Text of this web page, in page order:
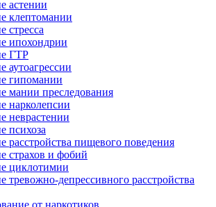
астении
клептомании
стресса
ипохондрии
ГТР
аутоагрессии
гипомании
мании преследования
нарколепсии
неврастении
психоза
расстройства пищевого поведения
страхов и фобий
циклотимии
тревожно-депрессивного расстройства
от наркотиков